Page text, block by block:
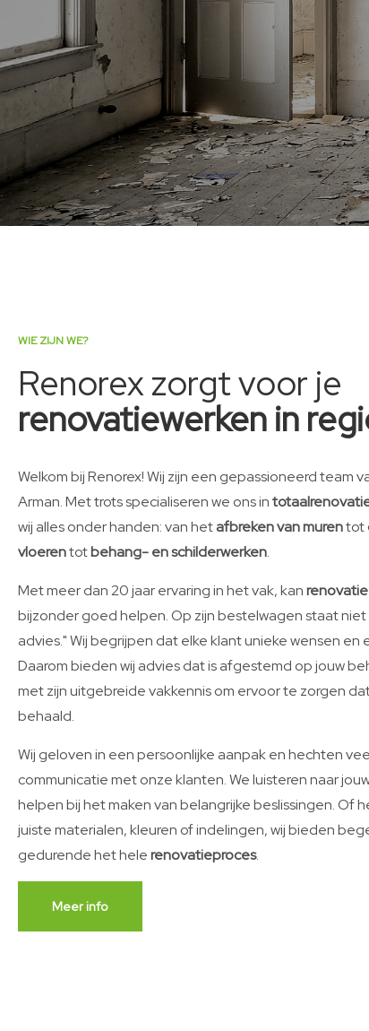
WIE ZIJN WE?
Renorex zorgt voor je
renovatiewerken in
Welkom bij Renorex! Wij zijn een gepassioneerd team
Arman. Met trots specialiseren we ons in
wij alles onder handen: van hetafbreken van murentot
vloerentotbehang- en schilderwerken.
Met meer dan 20 jaar ervaring in het vak, kan
bijzonder goed helpen. Op zijn bestelwagen staat
advies." Wij begrijpen dat elke klant unieke wensen
Daarom bieden wij advies dat is afgestemd op jouw
met zijn uitgebreide vakkennis om ervoor te zorgen
behaald.
Wij geloven in een persoonlijke aanpak en hechten
communicatie met onze klanten. We luisteren naar
helpen bij het maken van belangrijke beslissingen. Of
juiste materialen, kleuren of indelingen, wij bieden
gedurende het helerenovatieproces.
Meer info